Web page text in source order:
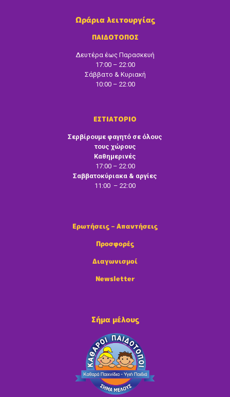
Ωράρια λειτουργίας
ΠΑΙΔΟΤΟΠΟΣ
Δευτέρα έως Παρασκευή
17:00 – 22:00
Σάββατο & Κυριακή
10:00 – 22:00
ΕΣΤΙΑΤΟΡΙΟ
Σερβίρουμε φαγητό σε όλους
τους χώρους
Καθημερινές
17:00 – 22:00
Σαββατοκύριακα & αργίες
11:00 – 22:00
Ερωτήσεις – Απαντήσεις
Προσφορές
Διαγωνισμοί
Newsletter
Σήμα μέλους